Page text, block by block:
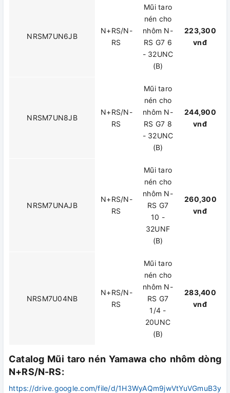
NRSM7UN6JB
N+RS/N-
RS
Mũi taro
nén cho
nhôm N-
RS G7 6
- 32UNC
(B)
223,300
vnđ
NRSM7UN8JB
N+RS/N-
RS
Mũi taro
nén cho
nhôm N-
RS G7 8
- 32UNC
(B)
244,900
vnđ
NRSM7UNAJB
N+RS/N-
RS
Mũi taro
nén cho
nhôm N-
RS G7
10 -
32UNF
(B)
260,300
vnđ
NRSM7U04NB
N+RS/N-
RS
Mũi taro
nén cho
nhôm N-
RS G7
1/4 -
20UNC
(B)
283,400
vnđ
Catalog Mũi taro nén Yamawa cho nhôm dòng
N+RS/N-RS:
https://drive.google.com/file/d/